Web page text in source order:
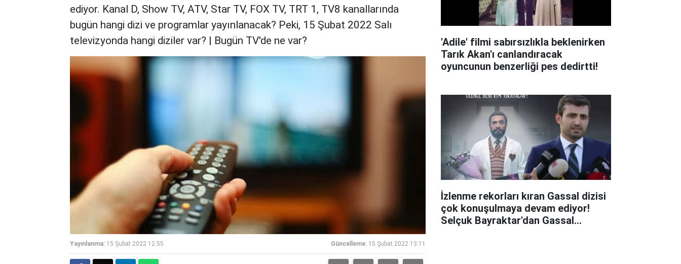
ediyor. Kanal D, Show TV, ATV, Star TV, FOX TV, TRT 1, TV8 kanallarında
bugün hangi dizi ve programlar yayınlanacak? Peki, 15 Şubat 2022 Salı
televizyonda hangi diziler var? | Bugün TV'de ne var?
Yayınlanma: 15 Şubat 2022 12:55 Güncelleme: 15 Şubat 2022 13:11
'Adile' filmi sabırsızlıkla beklenirken
Tarık Akan'ı canlandıracak
oyuncunun benzerliği pes dedirtti!
İzlenme rekorları kıran Gassal dizisi
çok konuşulmaya devam ediyor!
Selçuk Bayraktar'dan Gassal